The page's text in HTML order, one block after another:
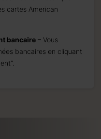
cartes American
bancaire – Vous
bancaires en cliquant